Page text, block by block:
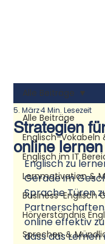
Alle Beiträge
Englisch-Vokabeln
Englisch im IT
Lernmotivation &
Business-Englisch
Hörverständnis
Sprechen &
Alle Beiträge
Strategien
online
5. März4 Min. Lesezeit
Englisch zu
Gerade im
Sprache Türen
online effektiv
dass das